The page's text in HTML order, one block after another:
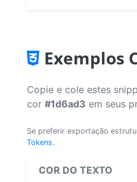
Exemplos
Copie e cole estes
cor #1d6ad3 em seus
Se preferir exportação
Tokens.
COR DO TEXTO